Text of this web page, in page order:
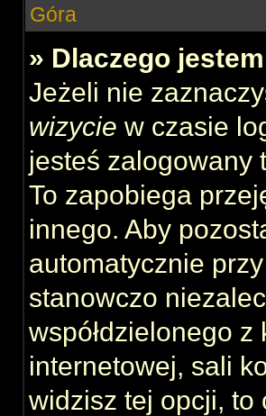
Góra
» Dlaczego
Jeżeli nie
wizycie w czasie
jesteś zalogowany
To zapobiega
innego. Aby
automatycznie
stanowczo
współdzielonego
internetowej, sali
widzisz tej opcji, to